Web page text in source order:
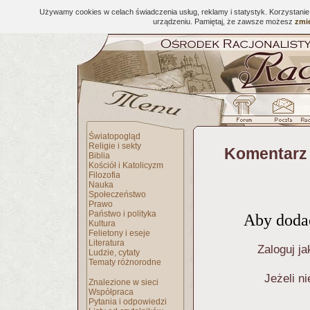
Używamy cookies w celach świadczenia usług, reklamy i statystyk.
urządzeniu. Pamiętaj, że zawsze możesz
Światopogląd
Religie i sekty
Biblia
Kościół i Katolicyzm
Filozofia
Nauka
Społeczeństwo
Prawo
Państwo i polityka
Kultura
Felietony i eseje
Literatura
Ludzie, cytaty
Tematy różnorodne
Znalezione w sieci
Współpraca
Pytania i odpowiedzi
Aby
Zaloguj
Jeżeli